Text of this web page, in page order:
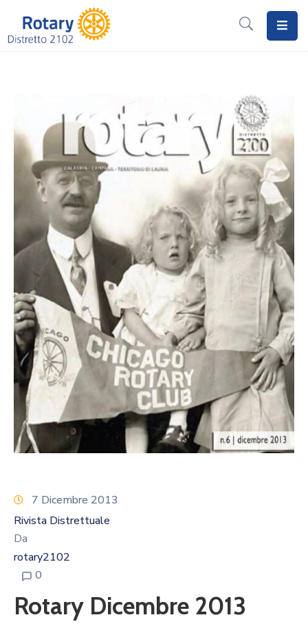
Distretto
2102
Progetti
Notizie
Programmi
Calendario
Eventi
Documenti
7 Dicembre 2013
Rivista Distrettuale
Da
rotary2102
0
Rotary Dicembre 2013